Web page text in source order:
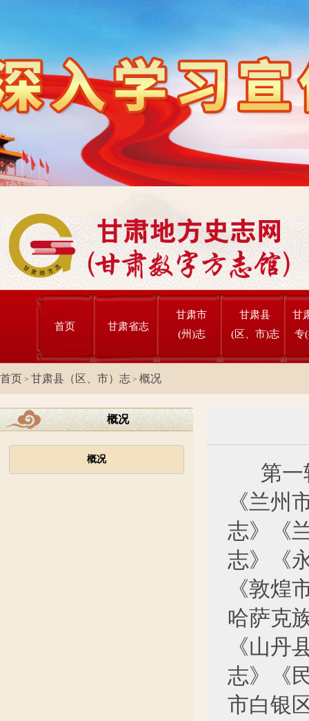
首页 甘肃省志
甘肃市
(州)志
甘肃县
(区、市)志
甘
专
首页 > 甘肃县（区、市）志 > 概况
概况
概况
第一
《兰州
志》《
志》《
《敦煌
哈萨克
《山丹
志》《
市白银